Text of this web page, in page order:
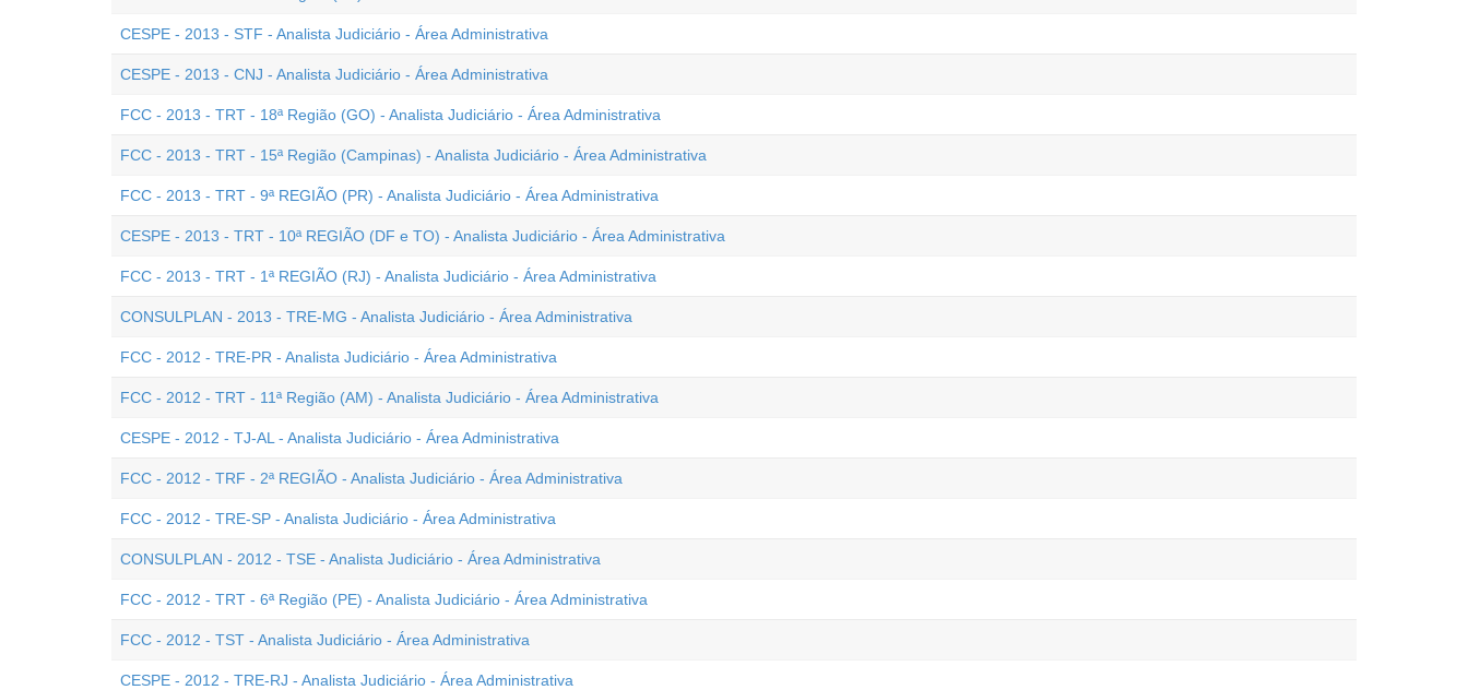
CESPE - 2013 - STF - Analista Judiciário - Área Administrativa
CESPE - 2013 - CNJ - Analista Judiciário - Área Administrativa
FCC - 2013 - TRT - 18ª Região (GO) - Analista Judiciário - Área Administrativa
FCC - 2013 - TRT - 15ª Região (Campinas) - Analista Judiciário - Área Administrativa
FCC - 2013 - TRT - 9ª REGIÃO (PR) - Analista Judiciário - Área Administrativa
CESPE - 2013 - TRT - 10ª REGIÃO (DF e TO) - Analista Judiciário - Área Administrativa
FCC - 2013 - TRT - 1ª REGIÃO (RJ) - Analista Judiciário - Área Administrativa
CONSULPLAN - 2013 - TRE-MG - Analista Judiciário - Área Administrativa
FCC - 2012 - TRE-PR - Analista Judiciário - Área Administrativa
FCC - 2012 - TRT - 11ª Região (AM) - Analista Judiciário - Área Administrativa
CESPE - 2012 - TJ-AL - Analista Judiciário - Área Administrativa
FCC - 2012 - TRF - 2ª REGIÃO - Analista Judiciário - Área Administrativa
FCC - 2012 - TRE-SP - Analista Judiciário - Área Administrativa
CONSULPLAN - 2012 - TSE - Analista Judiciário - Área Administrativa
FCC - 2012 - TRT - 6ª Região (PE) - Analista Judiciário - Área Administrativa
FCC - 2012 - TST - Analista Judiciário - Área Administrativa
CESPE - 2012 - TRE-RJ - Analista Judiciário - Área Administrativa